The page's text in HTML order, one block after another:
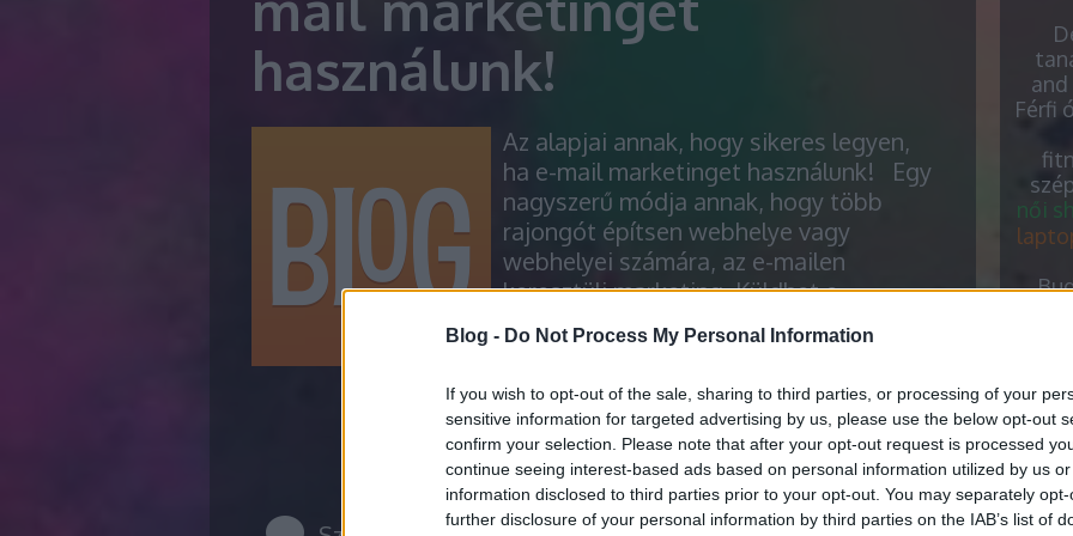
Blog - Do Not Process My Personal Information
If you wish to opt-out of the sale, sharing to third parties, or processing of your
sensitive information for targeted advertising by us, please use the below opt-out
confirm your selection. Please note that after your opt-out request is processed
continue seeing interest-based ads based on personal information utilized by us
information disclosed to third parties prior to your opt-out. You may separately
further disclosure of your personal information by third parties on the IAB’s list of
használunk!
Az alapjai annak, hogy sikeres legyen,
ha e-mail marketinget használunk! Egy
nagyszerű módja annak, hogy több
rajongót építsen webhelye vagy
webhelyei számára, az e-mailen
keresztüli marketing. Küldhet e-
maileket az embereknek a webhelyen
található frissítésekről, vagy csak egy
általános…
Férfi
női
csere